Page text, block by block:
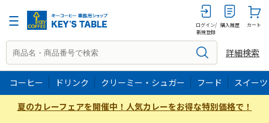
ログイン/
新規登録
購入履歴 カート
詳細検索
コーヒー ドリンク クリーミー・シュガー フード スイーツ
夏のカレーフェアを開催中！人気カレーをお得な特別価格で！